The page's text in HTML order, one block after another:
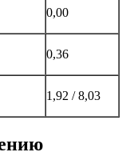
0,00
0,36
1,92 / 8,03